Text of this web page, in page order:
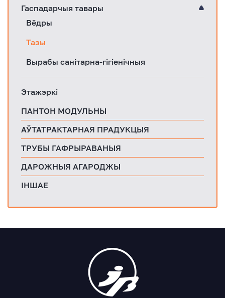
Гаспадарчыя тавары
Вёдры
Тазы
Вырабы санітарна-гігіенічныя
Этажэркі
ПАНТОН МОДУЛЬНЫ
АЎТАТРАКТАРНАЯ ПРАДУКЦЫЯ
ТРУБЫ ГАФРЫРАВАНЫЯ
ДАРОЖНЫЯ АГАРОДЖЫ
ІНШАЕ